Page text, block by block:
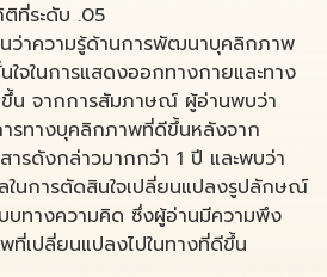
ที่ระดับ .05
ว่าความรู้ด้านการพัฒนาบุคลิกภาพ
ใจในการแสดงออกทางกายและทาง
ขึ้น จากการสัมภาษณ์ ผู้อ่านพบว่า
รทางบุคลิกภาพที่ดีขึ้นหลังจาก
รดังกล่าวมากกว่า 1 ปี และพบว่า
นการตัดสินใจเปลี่ยนแปลงรูปลักษณ์
บทางความคิด ซึ่งผู้อ่านมีความพึง
ที่เปลี่ยนแปลงไปในทางที่ดีขึ้น